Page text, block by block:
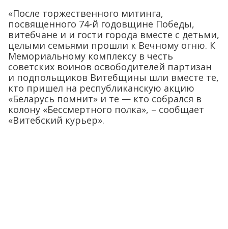
«После торжественного митинга,
посвященного 74-й годовщине Победы,
витебчане и и гости города вместе с детьми,
целыми семьями прошли к Вечному огню. К
Мемориальному комплексу в честь
советских воинов освободителей партизан
и подпольщиков Витебщины шли вместе те,
кто пришел на республиканскую акцию
«Беларусь помнит» и те — кто собрался в
колону «Бессмертного полка», – сообщает
«Витебский курьер».